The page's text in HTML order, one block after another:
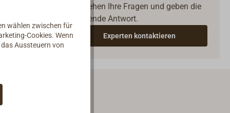
verstehen Ihre Fragen und geben die
passende Antwort.
Experten kontaktieren
wählen zwischen für
Cookies. Wenn
Aussteuern von